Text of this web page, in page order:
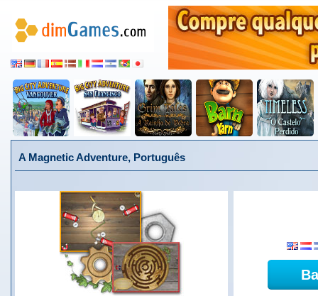
A Magnetic Adventure, Português